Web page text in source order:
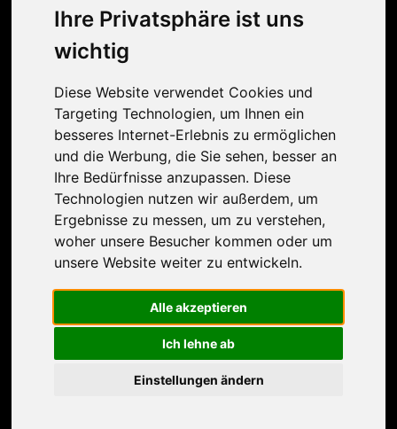
Ihre Privatsphäre ist uns
wichtig
Diese Website verwendet Cookies und
Targeting Technologien, um Ihnen ein
besseres Internet-Erlebnis zu ermöglichen
und die Werbung, die Sie sehen, besser an
Ihre Bedürfnisse anzupassen. Diese
Technologien nutzen wir außerdem, um
Ergebnisse zu messen, um zu verstehen,
woher unsere Besucher kommen oder um
unsere Website weiter zu entwickeln.
Alle akzeptieren
Ich lehne ab
Einstellungen ändern
Haben Sie Fragen oder besondere Wünsche?
Lassen Sie es uns wissen und kontaktieren Sie